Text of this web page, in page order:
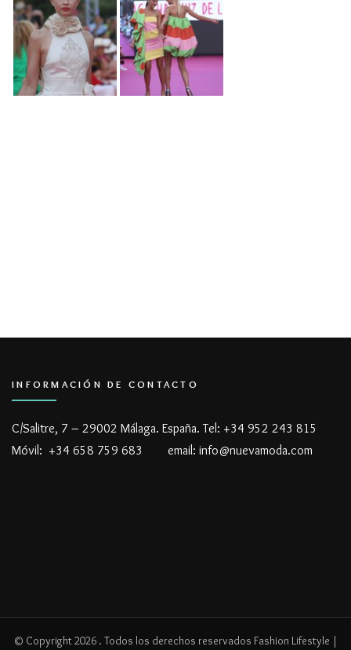
INFORMACIÓN DE CONTACTO
C/Salitre, 7 – 29002 Málaga. España. Tel: +34 952 243 815
Móvil: +34 658 759 683 email: info@nuevamoda.com
© Copyright 2026 . Todos los derechos reservados Fashion Lifestyle |